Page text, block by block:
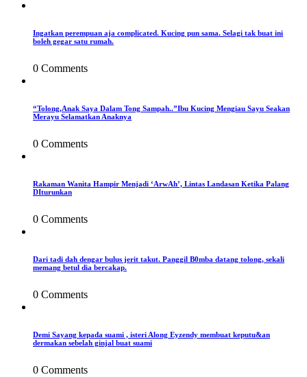
Ingatkan perempuan aja complicated. Kucing pun sama. Selagi tak buat ini
boleh gegar satu rumah.
0 Comments
“Tolong,Anak Saya Dalam Tong Sampah..”Ibu Kucing Mengiau Sayu Seakan
Merayu Selamatkan Anaknya
0 Comments
Rakaman Wanita Hampir Menjadi ‘ArwAh’, Lintas Landasan Ketika Palang
DIturunkan
0 Comments
Dari tadi dah dengar bulus jerit takut. Panggil B0mba datang tolong, sekali
memang betul dia bercakap.
0 Comments
Demi Sayang kepada suami , isteri Along Eyzendy membuat keputu&an
dermakan sebelah ginjal buat suami
0 Comments